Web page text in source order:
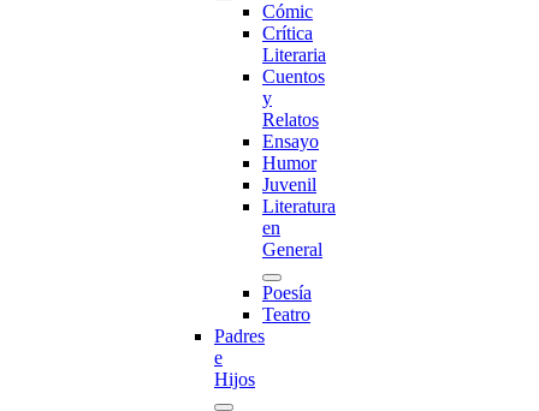
Cómic
Crítica
Literaria
Cuentos
y
Relatos
Ensayo
Humor
Juvenil
Literatura
en
General
Poesía
Teatro
Padres
e
Hijos